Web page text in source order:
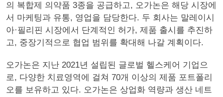
의 복합제 의약품 3종을 공급하고, 오가논은 해당 시장에
서 마케팅과 유통, 영업을 담당한다. 두 회사는 말레이시
아·필리핀 시장에서 단계적인 허가, 제품 출시를 추진하
고, 중장기적으로 협업 범위를 확대해 나갈 계획이다.
오가논은 지난 2021년 설립된 글로벌 헬스케어 기업으
로, 다양한 치료영역에 걸쳐 70개 이상의 제품 포트폴리
오를 보유하고 있다. 오가논은 상업화 역량과 생산 네트